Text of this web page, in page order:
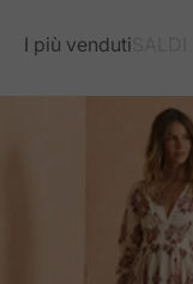
I più venduti